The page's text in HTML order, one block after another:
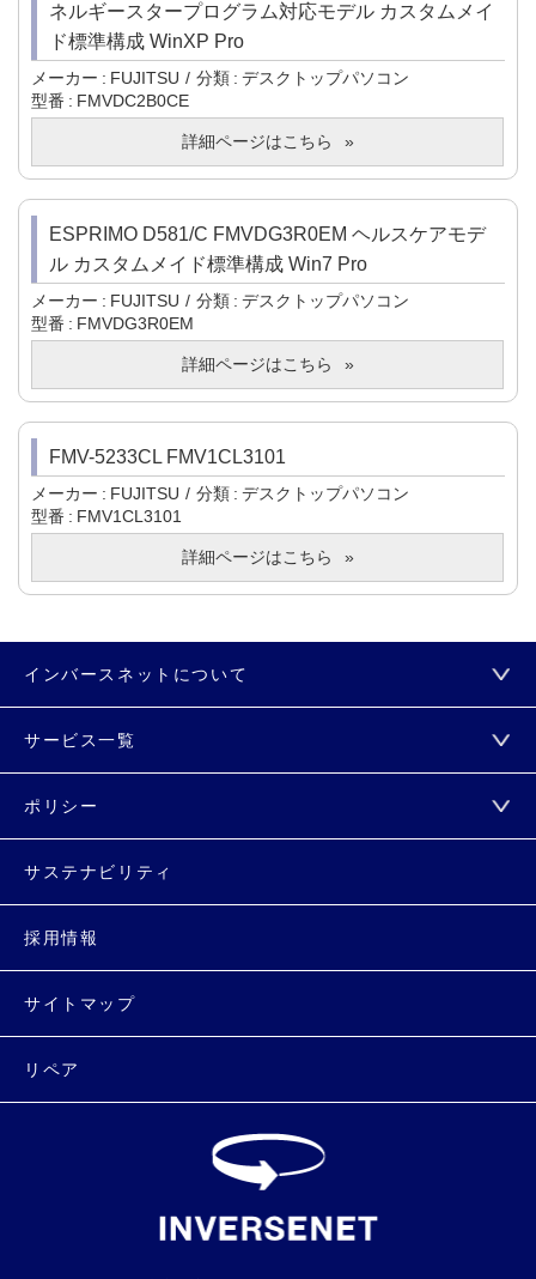
ネルギースタープログラム対応モデル カスタムメイ
ド標準構成 WinXP Pro
メーカー FUJITSU 分類
デスクトップパソコン
型番
FMVDC2B0CE
詳細ページはこちら
ESPRIMO D581/C FMVDG3R0EM ヘルスケアモデ
ル カスタムメイド標準構成 Win7 Pro
メーカー FUJITSU 分類
デスクトップパソコン
型番
FMVDG3R0EM
詳細ページはこちら
FMV-5233CL FMV1CL3101
メーカー FUJITSU 分類
デスクトップパソコン
型番
FMV1CL3101
詳細ページはこちら
インバースネットについて
サービス一覧
ポリシー
サステナビリティ
採用情報
サイトマップ
リペア